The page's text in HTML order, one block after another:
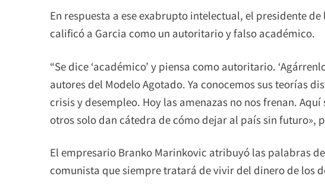
En respuesta a ese exabrupto intelectual, el presidente de
calificó a Garcia como un autoritario y falso académico.
“Se dice ‘académico’ y piensa como autoritario.
autores del Modelo Agotado. Ya conocemos sus teorías
crisis y desempleo. Hoy las amenazas no nos frenan.
otros solo dan cátedra de cómo dejar al país sin futuro»,
El empresario Branko Marinkovic atribuyó las palabras
comunista que siempre tratará de vivir del dinero de los